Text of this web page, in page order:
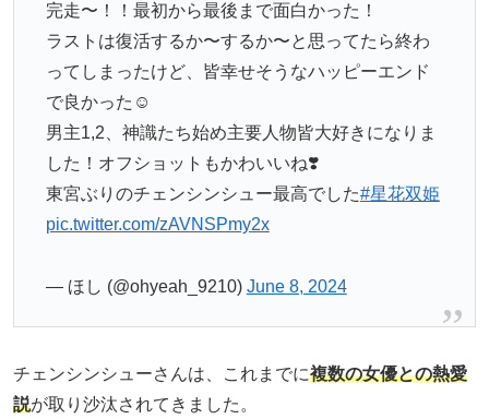
完走〜！！最初から最後まで面白かった！
ラストは復活するか〜するか〜と思ってたら終わ
ってしまったけど、皆幸せそうなハッピーエンド
で良かった☺️
男主1,2、神識たち始め主要人物皆大好きになりま
した！オフショットもかわいいね❣️
東宮ぶりのチェンシンシュー最高でした#星花双姫
pic.twitter.com/zAVNSPmy2x
— ほし (@ohyeah_9210) June 8, 2024
チェンシンシューさんは、これまでに複数の女優との熱愛
説が取り沙汰されてきました。